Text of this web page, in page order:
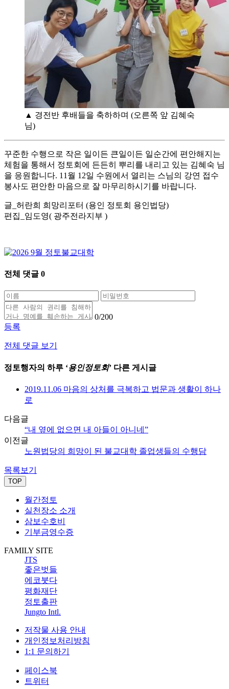
▲ 경전반 후배들을 축하하며 (오른쪽 앞 김혜숙
님)
꾸준한 수행으로 작은 일이든 큰일이든 일순간에 편안해지는
체험을 통해서 정토회에 든든히 뿌리를 내리고 있는 김혜숙 님
을 응원합니다. 11월 12일 수원에서 열리는 스님의 강연 접수
봉사도 편안한 마음으로 잘 마무리하시기를 바랍니다.
글_허란희 희망리포터 (용인 정토회 용인법당)
편집_임도영( 광주전라지부 )
전체 댓글 0
0/200
등록
전체 댓글 보기
정토행자의 하루 ‘용인정토회’ 다른 게시글
2019.11.06 마음의 상처를 극복하고 법문과 생활이 하나
로
다음글
“내 옆에 없으면 내 아들이 아니네”
이전글
노원법당의 희망이 된 불교대학 졸업생들의 수행담
목록보기
TOP
월간정토
실천장소 소개
삼보수호비
기부금영수증
FAMILY SITE
JTS
좋은벗들
에코붓다
평화재단
정토출판
Jungto Intl.
저작물 사용 안내
개인정보처리방침
1:1 문의하기
페이스북
트위터